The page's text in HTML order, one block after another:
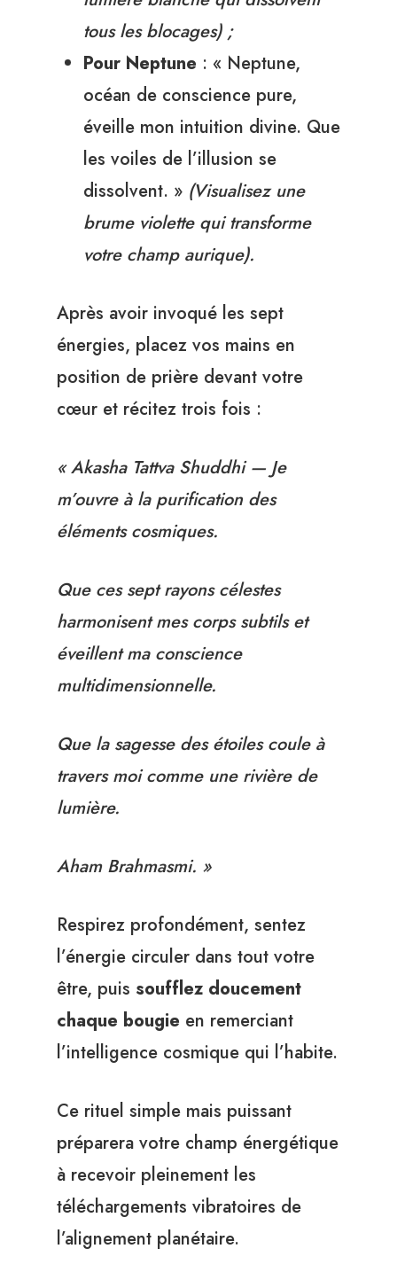
tous les blocages) ;
Pour Neptune : « Neptune,
océan de conscience pure,
éveille mon intuition divine. Que
les voiles de l’illusion se
dissolvent. » (Visualisez une
brume violette qui transforme
votre champ aurique).
Après avoir invoqué les sept
énergies, placez vos mains en
position de prière devant votre
cœur et récitez trois fois :
« Akasha Tattva Shuddhi — Je
m’ouvre à la purification des
éléments cosmiques.
Que ces sept rayons célestes
harmonisent mes corps subtils et
éveillent ma conscience
multidimensionnelle.
Que la sagesse des étoiles coule à
travers moi comme une rivière de
lumière.
Aham Brahmasmi. »
Respirez profondément, sentez
l’énergie circuler dans tout votre
être, puis soufflez doucement
chaque bougie en remerciant
l’intelligence cosmique qui l’habite.
Ce rituel simple mais puissant
préparera votre champ énergétique
à recevoir pleinement les
téléchargements vibratoires de
l’alignement planétaire.